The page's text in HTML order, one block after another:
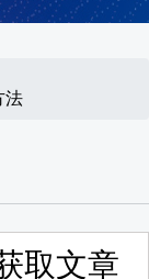
法
取文章